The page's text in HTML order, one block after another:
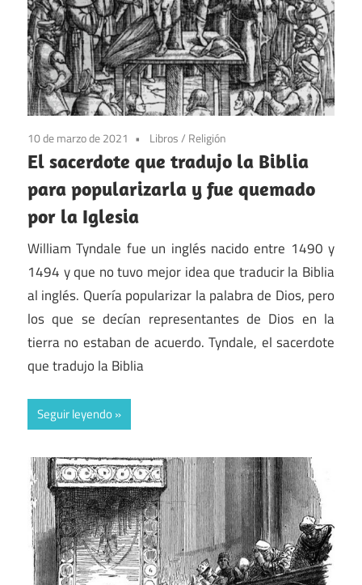
10 de marzo de 2021 Libros/ Religión
El sacerdote que tradujo la Biblia
para popularizarla y fue quemado
por la Iglesia
William Tyndale fue un inglés nacido entre 1490 y
1494 y que no tuvo mejor idea que traducir la Biblia
al inglés. Quería popularizar la palabra de Dios, pero
los que se decían representantes de Dios en la
tierra no estaban de acuerdo. Tyndale, el sacerdote
que tradujo la Biblia
Seguir leyendo